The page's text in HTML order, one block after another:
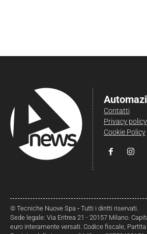
Contatti
Privacy policy
Cookie Policy
© Tecniche Nuove Spa • Tutti i diritti riservati.
Sede legale: Via Eritrea 21 - 20157 Milano.
euro interamente versati. Codice fiscale, Partita